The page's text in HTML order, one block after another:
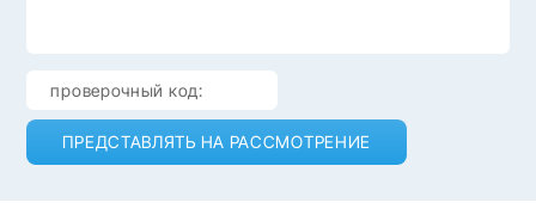
ПРЕДСТАВЛЯТЬ НА РАССМОТРЕНИЕ